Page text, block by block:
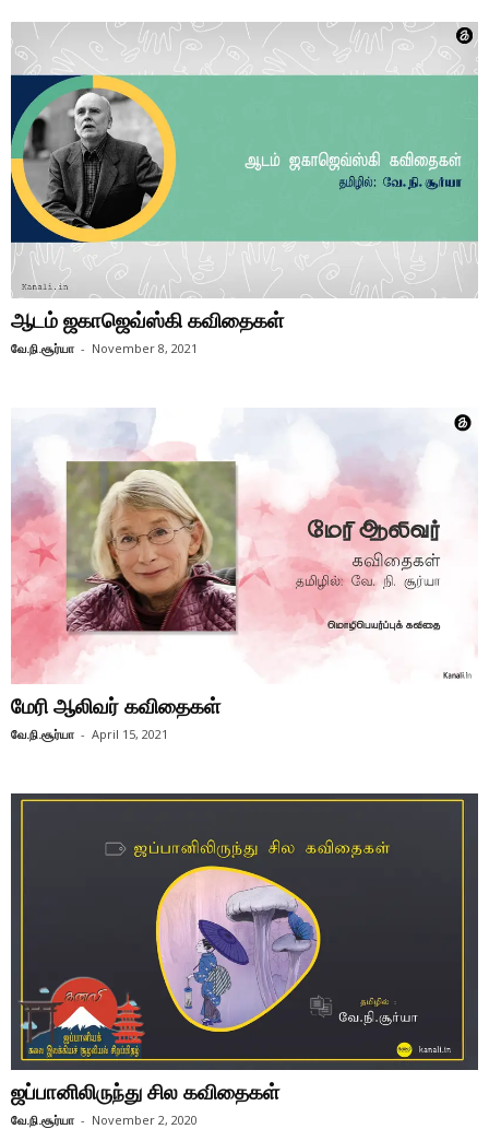
ஆடம் ஜகாஜெவ்ஸ்கி கவிதைகள்
வே.நி.சூர்யா - November 8, 2021
மேரி ஆலிவர் கவிதைகள்
வே.நி.சூர்யா - April 15, 2021
ஜப்பானிலிருந்து சில கவிதைகள்
வே.நி.சூர்யா - November 2, 2020